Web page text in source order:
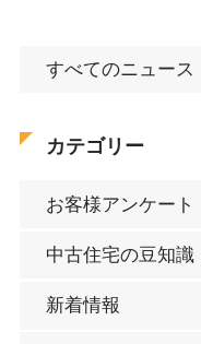
すべてのニュース
カテゴリー
お客様アンケート
中古住宅の豆知識
新着情報